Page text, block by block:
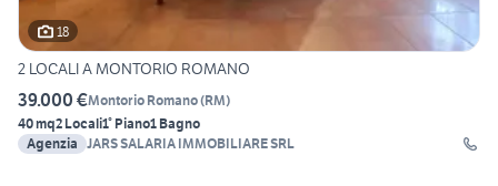
18
2 LOCALI A MONTORIO ROMANO
39.000 €Montorio Romano(RM)
40 mq2 Locali1° Piano1 Bagno
Agenzia JARS SALARIA IMMOBILIARE SRL